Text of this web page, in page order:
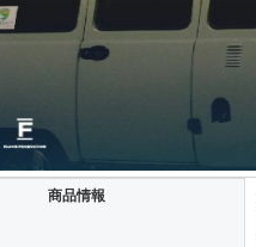
商品情報